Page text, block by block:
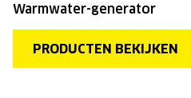
Warmwater-generator
PRODUCTEN BEKIJKEN